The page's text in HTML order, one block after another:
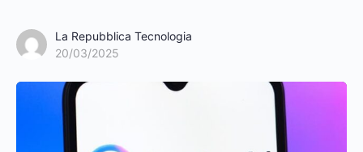
La Repubblica Tecnologia
20/03/2025